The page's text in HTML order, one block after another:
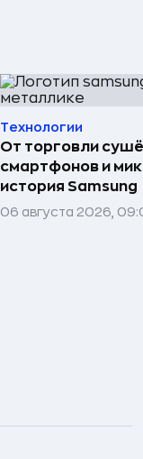
Технологии
От торговли
смартфонов и
история Samsung
06 августа 2026,